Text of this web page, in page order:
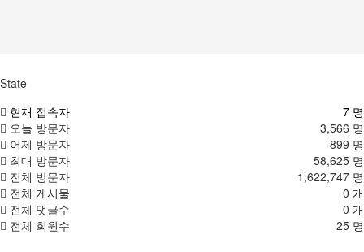
State
현재 접속자
7 명
오늘 방문자
3,566 명
어제 방문자
899 명
최대 방문자
58,625 명
전체 방문자
1,622,747 명
전체 게시물
0 개
전체 댓글수
0 개
전체 회원수
25 명